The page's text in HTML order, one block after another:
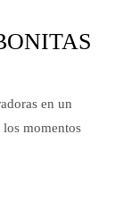
en un
momentos